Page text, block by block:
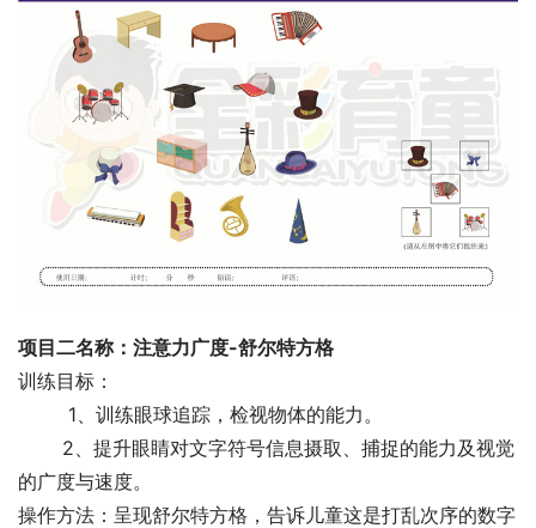
项目二名称：注意力广度-舒尔特方格
训练目标：
  　　1、训练眼球追踪，检视物体的能力。
的广度与速度。
操作方法：呈现舒尔特方格，告诉儿童这是打乱次序的数字